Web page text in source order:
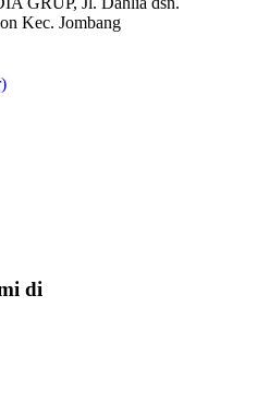
Kec. Jombang
di